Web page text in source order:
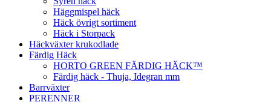
Häggmispel häck
Häck övrigt sortiment
Häck i Storpack
Häckväxter krukodlade
Färdig Häck
HORTO GREEN FÄRDIG HÄCK™
Färdig häck - Thuja, Idegran mm
Barrväxter
PERENNER